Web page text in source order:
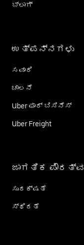
ಬ್ಲಾಗ್
ಉತ್ಪನ್ನಗಳು
ಸವಾರಿ
ಚಾಲನೆ
Uber ಫಾರ್ ಬಿಸಿನೆಸ್
Uber Freight
ಜಾಗತಿಕ ಪೌರತ್ವ
ಸುರಕ್ಷತೆ
ಸ್ಥಿರತೆ